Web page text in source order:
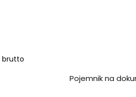
brutto
Pojemnik na